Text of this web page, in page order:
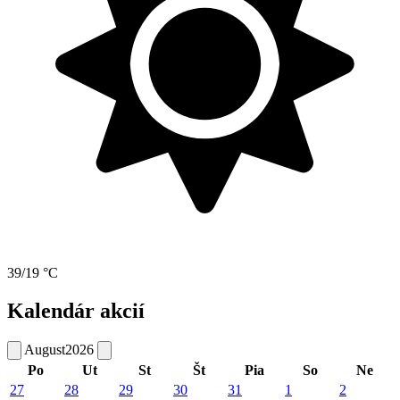
39/19 °C
Kalendár akcií
August2026
Po
Ut St Št Pia So
Ne
27
28
29
30
31
1
2